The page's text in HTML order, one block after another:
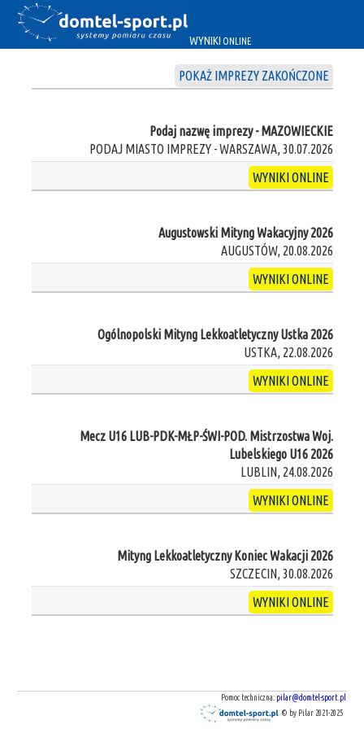
WYNIKI ONLINE
POKAŻ IMPREZY ZAKOŃCZONE
Podaj nazwę imprezy - MAZOWIECKIE
PODAJ MIASTO IMPREZY - WARSZAWA, 30.07.2026
WYNIKI ONLINE
Augustowski Mityng Wakacyjny 2026
AUGUSTÓW, 20.08.2026
WYNIKI ONLINE
Ogólnopolski Mityng Lekkoatletyczny Ustka 2026
USTKA, 22.08.2026
WYNIKI ONLINE
Mecz U16 LUB-PDK-MŁP-ŚWI-POD. Mistrzostwa Woj.
Lubelskiego U16 2026
LUBLIN, 24.08.2026
WYNIKI ONLINE
Mityng Lekkoatletyczny Koniec Wakacji 2026
SZCZECIN, 30.08.2026
WYNIKI ONLINE
Pomoc techniczna: pilar@domtel-sport.pl
© by Pilar 2021-2025